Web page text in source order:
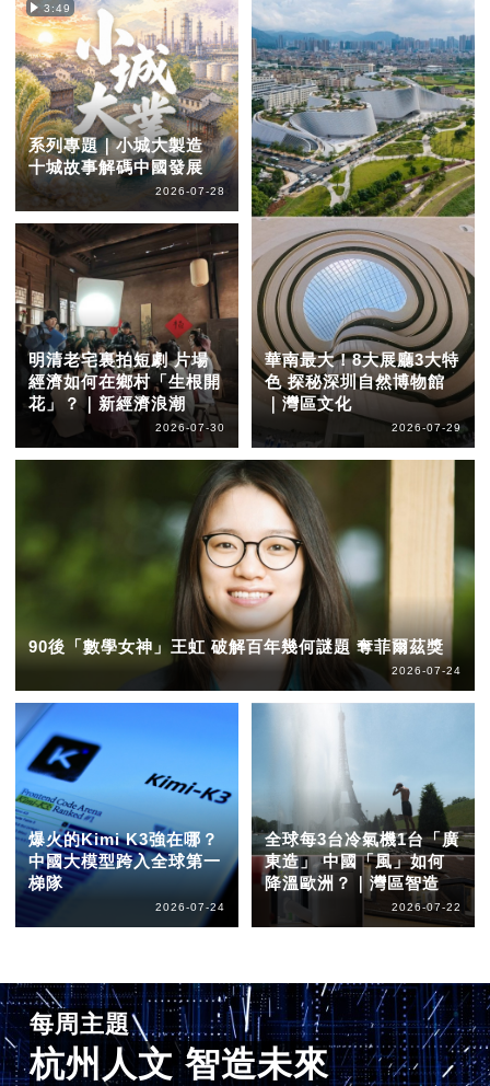
3:49
系列專題｜小城大製造
十城故事解碼中國發展
2026-07-28
明清老宅裏拍短劇 片場
經濟如何在鄉村「生根開
花」？｜新經濟浪潮
2026-07-30
華南最大！8大展廳3大特
色 探秘深圳自然博物館
｜灣區文化
2026-07-29
90後「數學女神」王虹 破解百年幾何謎題 奪菲爾茲獎
2026-07-24
爆火的Kimi K3強在哪？
中國大模型跨入全球第一
梯隊
2026-07-24
全球每3台冷氣機1台「廣
東造」 中國「風」如何
降溫歐洲？｜灣區智造
2026-07-22
每周主題
杭州人文 智造未來